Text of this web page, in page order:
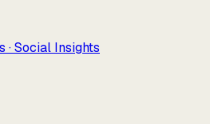
· Social Insights